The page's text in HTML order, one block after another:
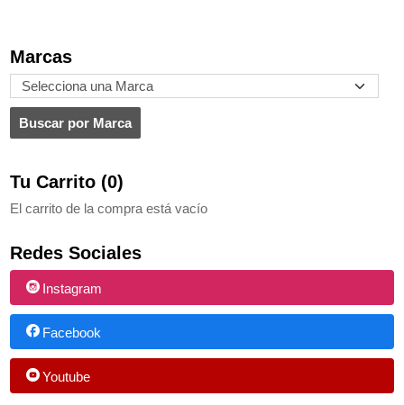
Marcas
Tu Carrito (0)
El carrito de la compra está vacío
Redes Sociales
Instagram
Facebook
Youtube